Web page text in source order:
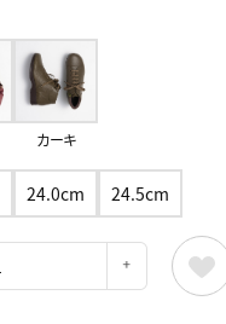
カーキ
24.0cm 24.5cm